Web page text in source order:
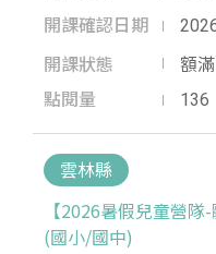
開課確認日期
開課狀態 額滿
點閱量 136
雲林縣
【2026暑假兒童營
(國小/國中)